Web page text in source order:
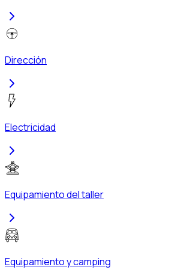
Dirección
Electricidad
Equipamiento del taller
Equipamiento y camping